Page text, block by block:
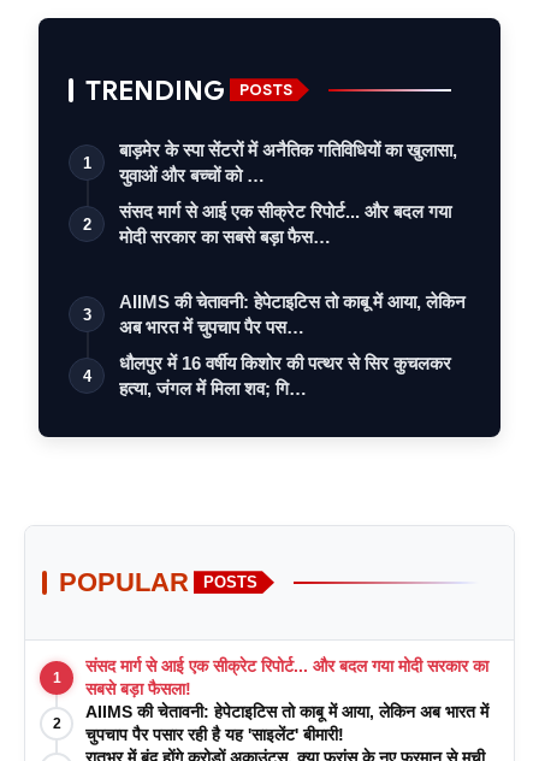
TRENDING POSTS
1
बाड़मेर के स्पा सेंटरों में अनैतिक गतिविधियों का खुलासा,
युवाओं और बच्चों को …
2
संसद मार्ग से आई एक सीक्रेट रिपोर्ट... और बदल गया
मोदी सरकार का सबसे बड़ा फैस…
3
AIIMS की चेतावनी: हेपेटाइटिस तो काबू में आया, लेकिन
अब भारत में चुपचाप पैर पस…
4
धौलपुर में 16 वर्षीय किशोर की पत्थर से सिर कुचलकर
हत्या, जंगल में मिला शव; गि…
POPULAR POSTS
1
संसद मार्ग से आई एक सीक्रेट रिपोर्ट... और बदल गया मोदी सरकार का
सबसे बड़ा फैसला!
2
AIIMS की चेतावनी: हेपेटाइटिस तो काबू में आया, लेकिन अब भारत में
चुपचाप पैर पसार रही है यह 'साइलेंट' बीमारी!
रातभर में बंद होंगे करोड़ों अकाउंट्स, क्या फ्रांस के नए फरमान से मची